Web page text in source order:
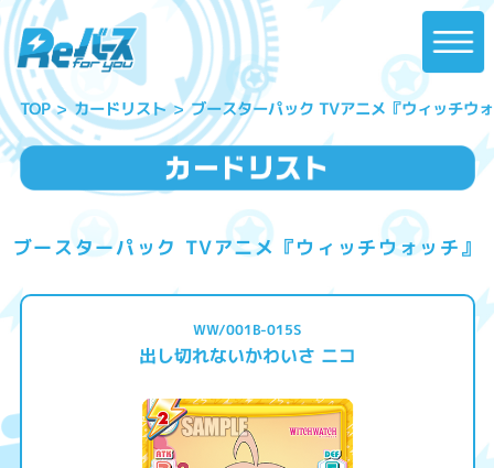
TOP カードリスト ブースターパック TVアニメ『ウィッチウ
ブースターパック TVアニメ『ウィッチウォッチ』
WW/001B-015S
出し切れないかわいさ ニコ